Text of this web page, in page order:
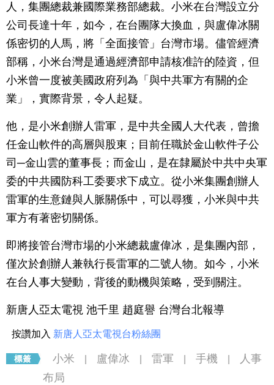
人，集團總裁兼國際業務部總裁。小米在台灣設立分
公司長達十年，如今，在台團隊大換血，與盧偉冰關
係密切的人馬，將「全面接管」台灣市場。儘管經濟
部稱，小米台灣是通過經濟部申請核准許的陸資，但
小米曾一度被美國政府列為「與中共軍方有關的企
業」，實際背景，令人起疑。
他，是小米創辦人雷軍，是中共全國人大代表，曾擔
任金山軟件的高層與股東；目前任職於金山軟件子公
司─金山雲的董事長；而金山，是在隸屬於中共中央軍
委的中共國防科工委要求下成立。從小米集團創辦人
雷軍的生意鏈與人脈關係中，可以尋獲，小米與中共
軍方有著密切關係。
即將接管台灣市場的小米總裁盧偉冰，是集團內部，
僅次於創辦人兼執行長雷軍的二號人物。如今，小米
在台人事大變動，背後的動機與策略，受到關注。
新唐人亞太電視 池千里 趙庭譽 台灣台北報導
按讚加入 新唐人亞太電視台粉絲團
小米 盧偉冰 雷軍 手機
人事
布局